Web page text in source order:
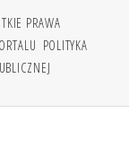
PRAWA
POLITYKA